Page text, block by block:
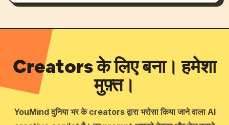
Creators के लिए बना। हमेशा
मुफ़्त।
YouMind दुनिया भर के creators द्वारा भरोसा किया जाने वाला AI